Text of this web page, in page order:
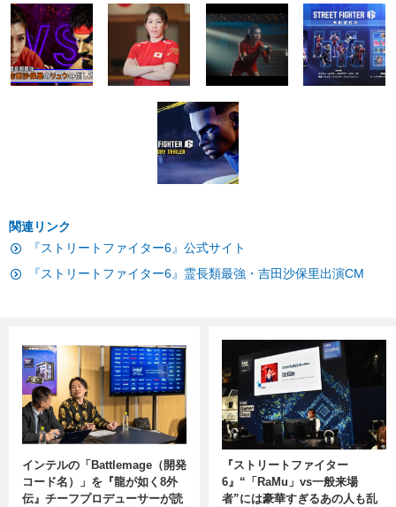
関連リンク
『ストリートファイター6』公式サイト
『ストリートファイター6』霊長類最強・吉田沙保里出演CM
インテルの「Battlemage（開発
コード名）」を『龍が如く8外
伝』チーフプロデューサーが読
『ストリートファイター
6』“「RaMu」vs一般来場
者”には豪華すぎるあの人も乱